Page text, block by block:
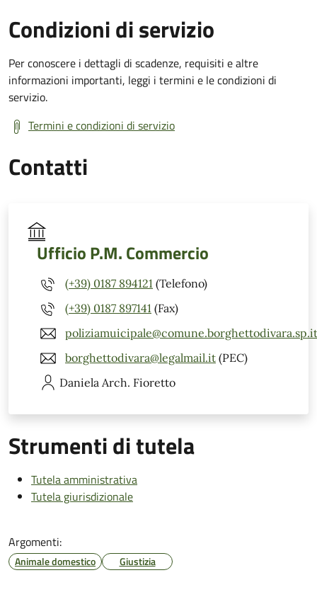
Condizioni di servizio
Per conoscere i dettagli di scadenze, requisiti e altre
informazioni importanti, leggi i termini e le condizioni di
servizio.
Termini e condizioni di servizio
Contatti
Ufficio P.M. Commercio
(+39) 0187 894121 (Telefono)
(+39) 0187 897141 (Fax)
poliziamuicipale@comune.borghettodivara.sp.it
borghettodivara@legalmail.it (PEC)
Daniela Arch. Fioretto
Strumenti di tutela
Tutela amministrativa
Tutela giurisdizionale
Argomenti:
Animale domestico Giustizia